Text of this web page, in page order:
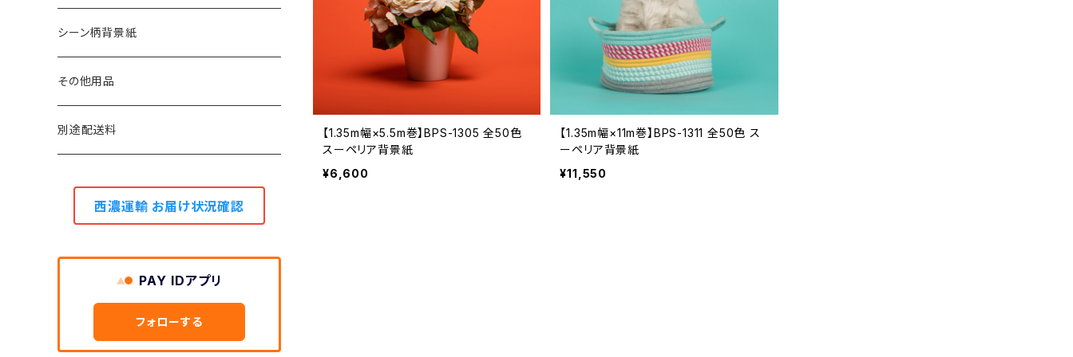
【1.35m幅×5.5m巻】BPS-1305 全50色
スーペリア背景紙
¥6,600
【1.35m幅×11m巻】BPS-1311 全50色 ス
ーペリア背景紙
¥11,550
1.3m幅
0.9m幅
11m巻き
5.5m巻き
2.7m巻き
シーン柄背景紙
その他用品
別途配送料
西濃運輸 お届け状況確認
PAY IDアプリ
フォローする